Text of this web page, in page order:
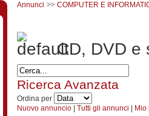
Annunci COMPUTER E
CD, DVD e
Ricerca Avanzata
Ordina per
Nuovo annuncio | Tutti gli annunci | Mio